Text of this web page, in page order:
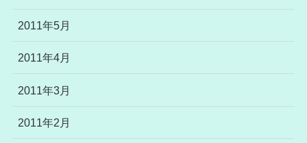
2011年5月
2011年4月
2011年3月
2011年2月